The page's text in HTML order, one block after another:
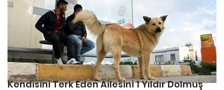
Kendisini Terk Eden Ailesini 1 Yıldır Dolmuş